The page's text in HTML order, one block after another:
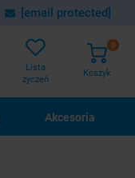
[email protected]
Lista
życzeń
Koszyk
0
Akcesoria